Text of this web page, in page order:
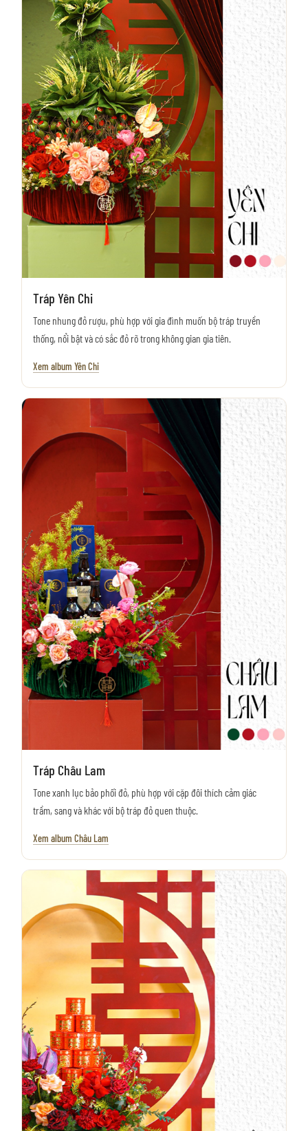
Tráp Yên Chi
Tone nhung đỏ rượu, phù hợp với gia đình muốn bộ tráp truyền
thống, nổi bật và có sắc đỏ rõ trong không gian gia tiên.
Xem album Yên Chi
Tráp Châu Lam
Tone xanh lục bảo phối đỏ, phù hợp với cặp đôi thích cảm giác
trầm, sang và khác với bộ tráp đỏ quen thuộc.
Xem album Châu Lam